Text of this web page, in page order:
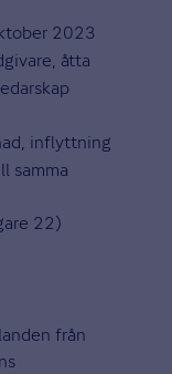
2023
åtta
inflyttning
samma
22)
från